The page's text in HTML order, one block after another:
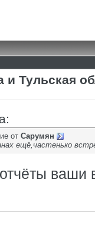
и Тульская
от Сарумян
ещё,частенько
ваши